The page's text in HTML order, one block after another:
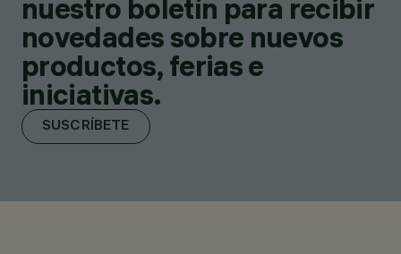
nuestro boletín para recibir
novedades sobre nuevos
productos, ferias e
iniciativas.
SUSCRÍBETE